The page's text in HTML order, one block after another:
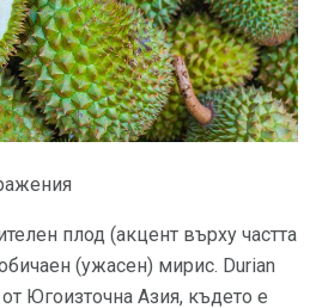
плод (акцент върху частта
(ужасен) мирис. Durian
Югоизточна Азия, където е